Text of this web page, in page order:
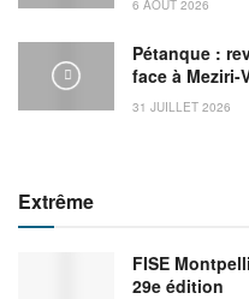
6 AOÛT 2026
Pétanque :
face à Meziri-
31 JUILLET 2026
Extrême
FISE
29e édition